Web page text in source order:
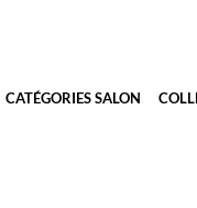
CATÉGORIES SALON